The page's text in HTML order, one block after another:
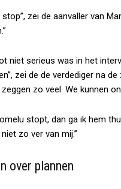
zei de aanvaller van
niet serieus was in het
zei de de verdediger na
zo veel. We kunnen
stopt, dan ga ik hem
zo ver van mij.”
over plannen